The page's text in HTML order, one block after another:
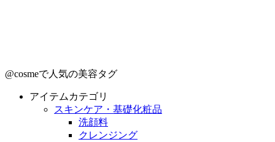
@cosmeで人気の美容タグ
アイテムカテゴリ
スキンケア・基礎化粧品
洗顔料
クレンジング